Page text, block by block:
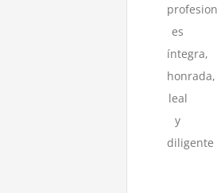
es
íntegra,
honrada,
leal
y
diligente